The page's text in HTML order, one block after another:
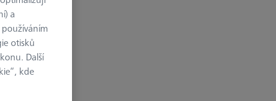
a
otisků
Další
kde